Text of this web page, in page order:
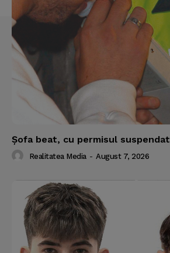
Şofa beat, cu permisul suspendat
Realitatea Media - August 7, 2026